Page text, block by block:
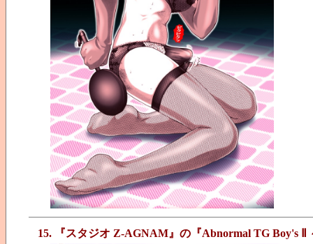
15. 『スタジオ Z-AGNAM』の『Abnormal TG Boy's Ⅱ